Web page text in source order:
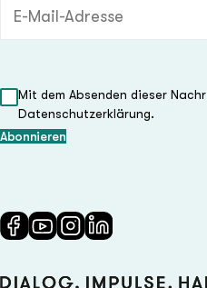
Mit dem Absenden dieser
Datenschutzerklärung.